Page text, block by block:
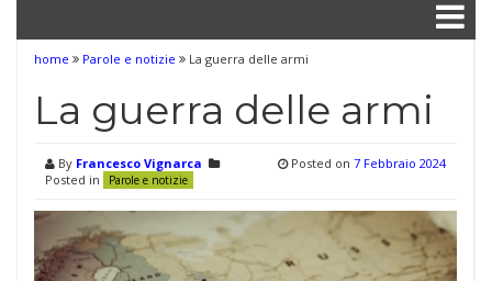
home Parole e notizie La guerra delle armi
La guerra delle armi
By Francesco Vignarca
Posted in
Parole e notizie
Posted on 7 Febbraio 2024